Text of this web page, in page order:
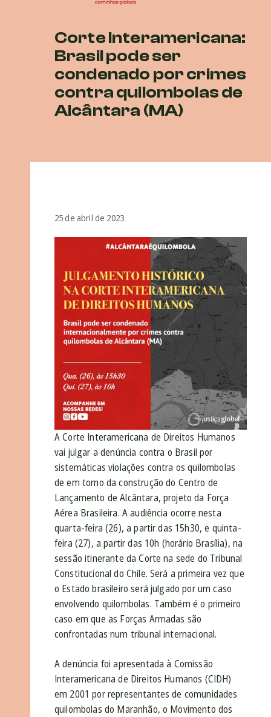
Corte Interamericana:
Brasil pode ser
condenado por crimes
contra quilombolas de
Alcântara (MA)
25 de abril de 2023
A Corte Interamericana de Direitos Humanos
vai julgar a denúncia contra o Brasil por
sistemáticas violações contra os quilombolas
de em torno da construção do Centro de
Lançamento de Alcântara, projeto da Força
Aérea Brasileira. A audiência ocorre nesta
quarta-feira (26), a partir das 15h30, e quinta-
feira (27), a partir das 10h (horário Brasília), na
sessão itinerante da Corte na sede do Tribunal
Constitucional do Chile. Será a primeira vez que
o Estado brasileiro será julgado por um caso
envolvendo quilombolas. Também é o primeiro
caso em que as Forças Armadas são
confrontadas num tribunal internacional.
A denúncia foi apresentada à Comissão
Interamericana de Direitos Humanos (CIDH)
em 2001 por representantes de comunidades
quilombolas do Maranhão, o Movimento dos